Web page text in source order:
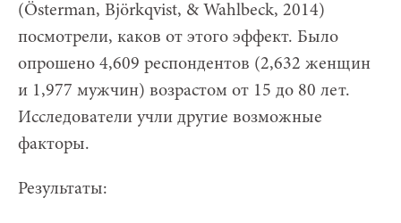
(Österman, Björkqvist, & Wahlbeck, 2014)
посмотрели, каков от этого эффект. Было
опрошено 4,609 респондентов (2,632 женщин
и 1,977 мужчин) возрастом от 15 до 80 лет.
Исследователи учли другие возможные
факторы.
Результаты: